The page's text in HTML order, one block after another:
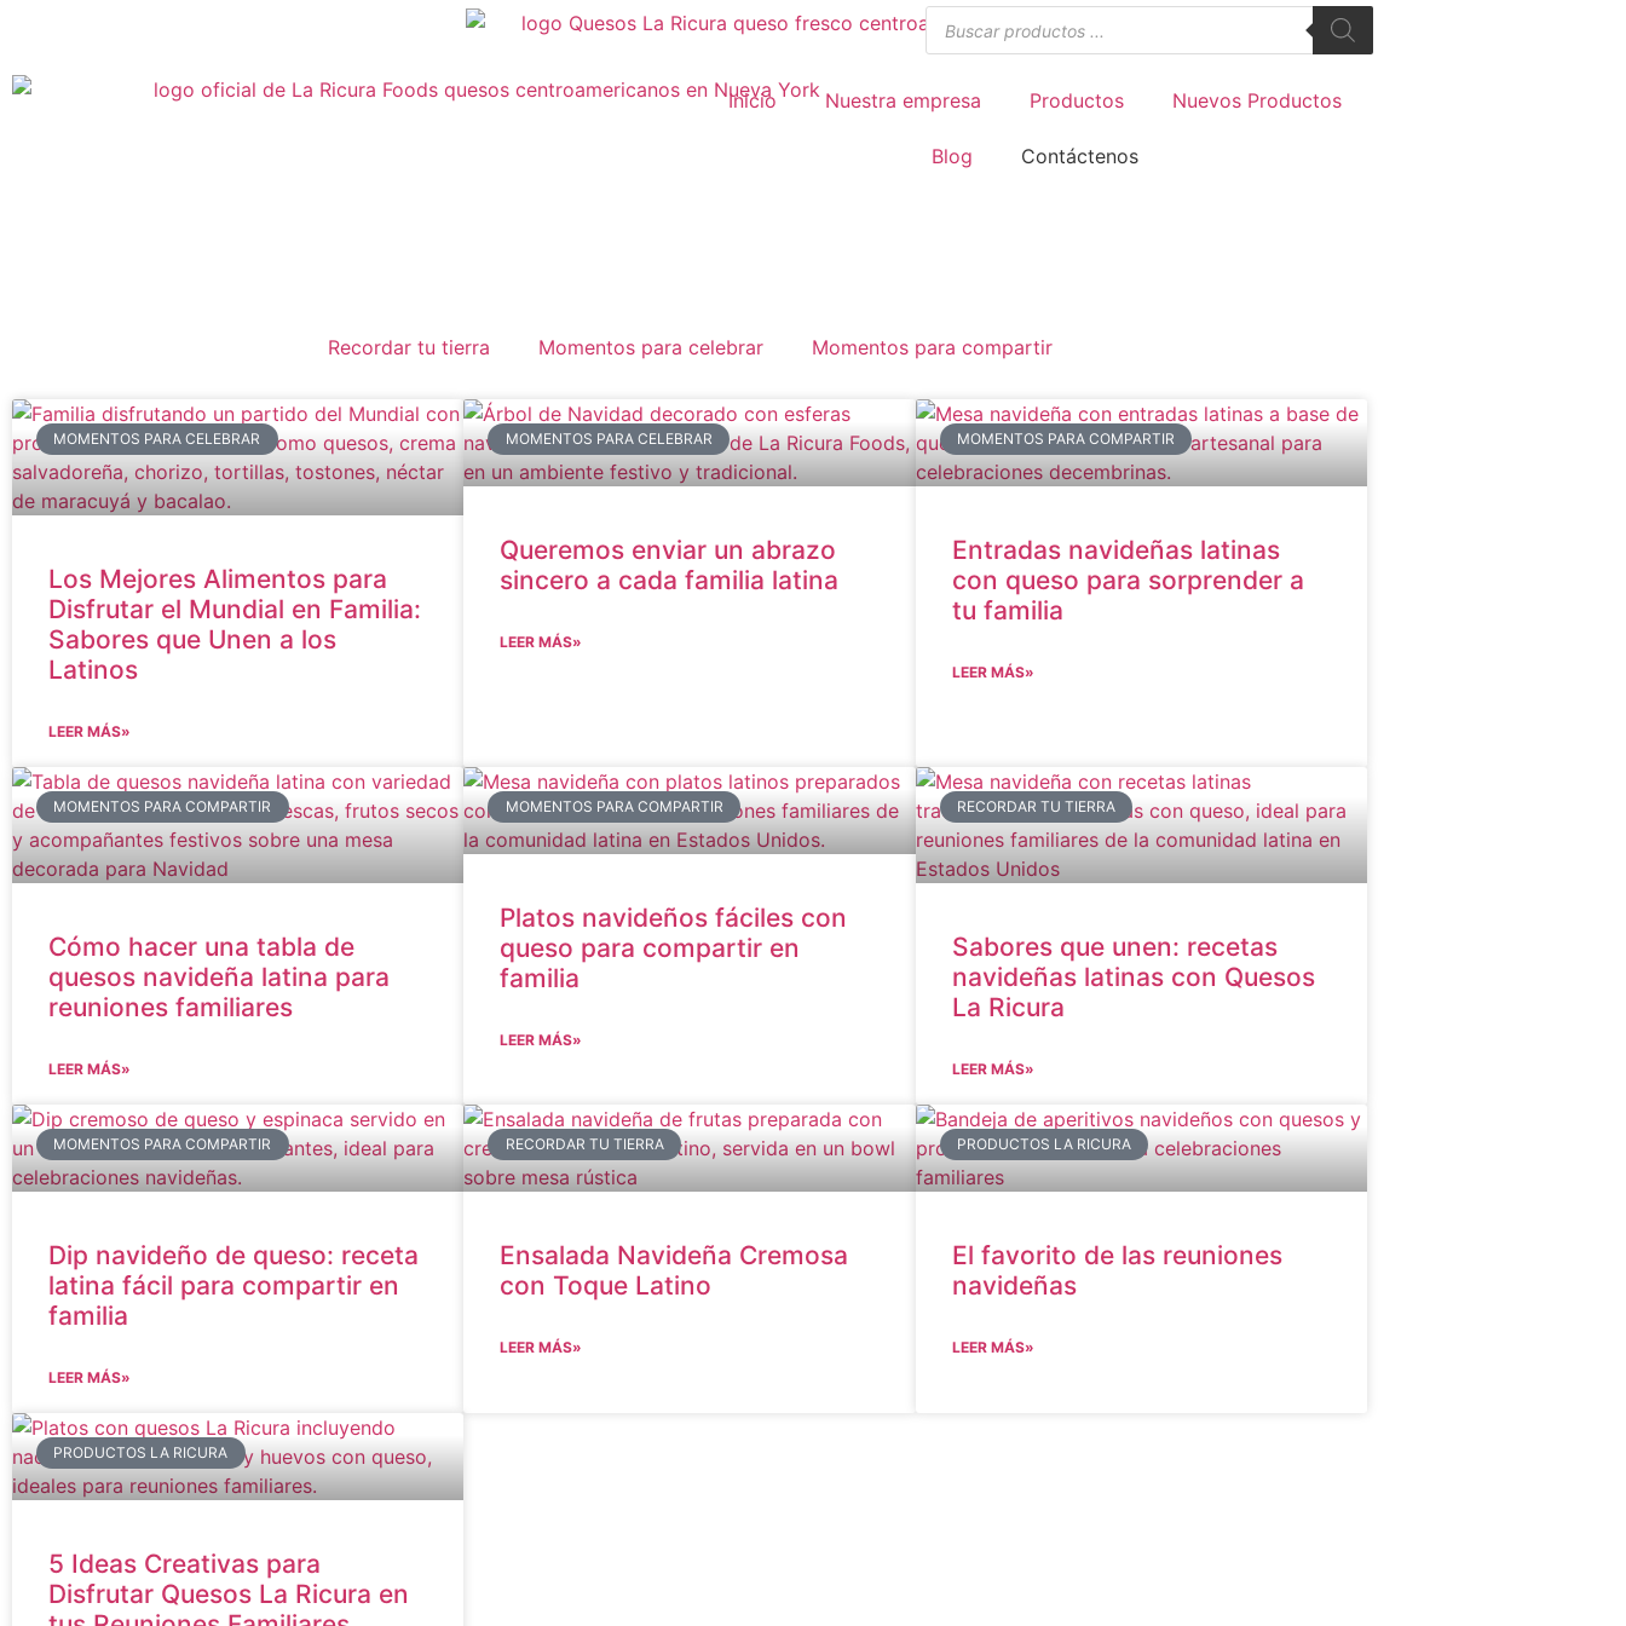
Inicio Nuestra empresa Productos Nuevos Productos
Blog Contáctenos
Recordar tu tierra Momentos para celebrar Momentos para compartir
MOMENTOS PARA CELEBRAR
Los Mejores Alimentos para
Disfrutar el Mundial en Familia:
Sabores que Unen a los
Latinos
LEER MÁS»
MOMENTOS PARA CELEBRAR
Queremos enviar un abrazo
sincero a cada familia latina
LEER MÁS»
MOMENTOS PARA COMPARTIR
Entradas navideñas latinas
con queso para sorprender a
tu familia
LEER MÁS»
MOMENTOS PARA COMPARTIR
Cómo hacer una tabla de
quesos navideña latina para
reuniones familiares
LEER MÁS»
MOMENTOS PARA COMPARTIR
Platos navideños fáciles con
queso para compartir en
familia
LEER MÁS»
RECORDAR TU TIERRA
Sabores que unen: recetas
navideñas latinas con Quesos
La Ricura
LEER MÁS»
MOMENTOS PARA COMPARTIR
Dip navideño de queso: receta
latina fácil para compartir en
familia
LEER MÁS»
RECORDAR TU TIERRA
Ensalada Navideña Cremosa
con Toque Latino
LEER MÁS»
PRODUCTOS LA RICURA
El favorito de las reuniones
navideñas
LEER MÁS»
PRODUCTOS LA RICURA
5 Ideas Creativas para
Disfrutar Quesos La Ricura en